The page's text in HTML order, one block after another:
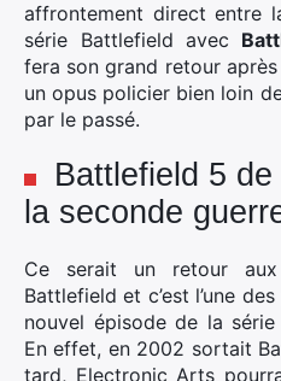
affrontement direct entre
série Battlefield avec
fera son grand retour après
un opus policier bien loin
par le passé.
Battlefield 5
la seconde
Ce serait un retour
Battlefield et c’est l’une
nouvel épisode de la série
En effet, en 2002 sortait
tard, Electronic Arts